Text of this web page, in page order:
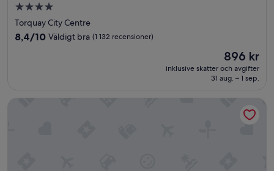
4.0-
stjärnigt
boende
Torquay City Centre
8.4
8,4/10 Väldigt bra (1 132 recensioner)
Priset
är
896 kr
896 kr
inklusive skatter och avgifter
31 aug. – 1 sep.